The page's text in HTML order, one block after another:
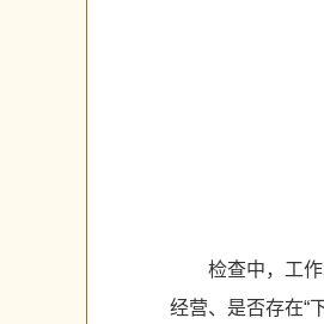
检查中，工
经营、是否存在“